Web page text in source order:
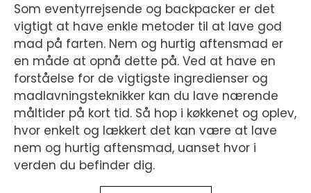
Som eventyrrejsende og backpacker er det
vigtigt at have enkle metoder til at lave god
mad på farten. Nem og hurtig aftensmad er
en måde at opnå dette på. Ved at have en
forståelse for de vigtigste ingredienser og
madlavningsteknikker kan du lave nærende
måltider på kort tid. Så hop i køkkenet og oplev,
hvor enkelt og lækkert det kan være at lave
nem og hurtig aftensmad, uanset hvor i
verden du befinder dig.